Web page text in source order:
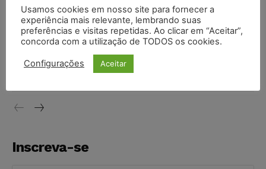
níveis
DIREITO TRIBUTÁRIO 07/08/2026
vendia canetas emagrecedoras no local de trabalho
Inscreva-se
Usamos cookies em nosso site para fornecer a
experiência mais relevante, lembrando suas
preferências e visitas repetidas. Ao clicar em “Aceitar”,
concorda com a utilização de TODOS os cookies.
Configurações Aceitar